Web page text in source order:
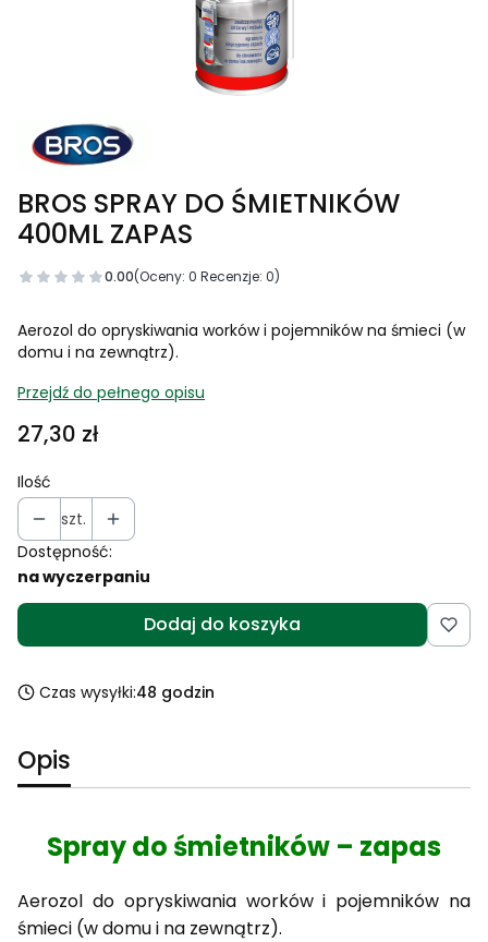
BROS SPRAY DO ŚMIETNIKÓW
400ML ZAPAS
0.00(Oceny: 0 Recenzje: 0)
Aerozol do opryskiwania worków i pojemników na śmieci (w
domu i na zewnątrz).
Przejdź do pełnego opisu
Cena
27,30 zł
Ilość
szt.
Dostępność:
na wyczerpaniu
Dodaj do koszyka
Czas wysyłki:48 godzin
Opis
Spray do śmietników – zapas
Aerozol do opryskiwania worków i pojemników na
śmieci (w domu i na zewnątrz).